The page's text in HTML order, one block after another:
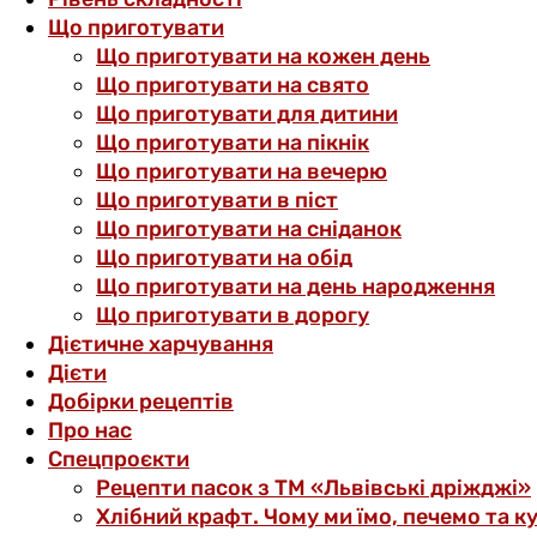
Що приготувати
Що приготувати на кожен день
Що приготувати на свято
Що приготувати для дитини
Що приготувати на пікнік
Що приготувати на вечерю
Що приготувати в піст
Що приготувати на сніданок
Що приготувати на обід
Що приготувати на день народження
Що приготувати в дорогу
Дієтичне харчування
Дієти
Добірки рецептів
Про нас
Спецпроєкти
Рецепти пасок з ТМ «Львівські дріжджі»
Хлібний крафт. Чому ми їмо, печемо та